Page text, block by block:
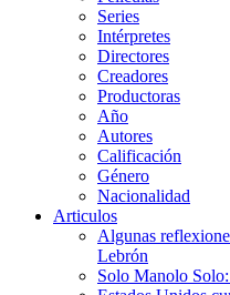
Series
Intérpretes
Directores
Creadores
Productoras
Año
Autores
Calificación
Género
Nacionalidad
Articulos
Algunas
Lebrón
Solo Manolo